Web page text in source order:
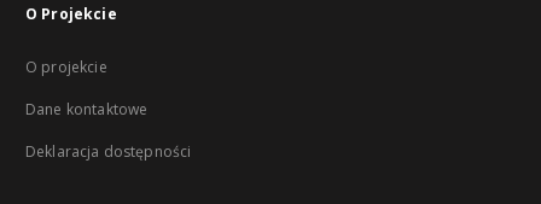
O Projekcie
O projekcie
Dane kontaktowe
Deklaracja dostępności